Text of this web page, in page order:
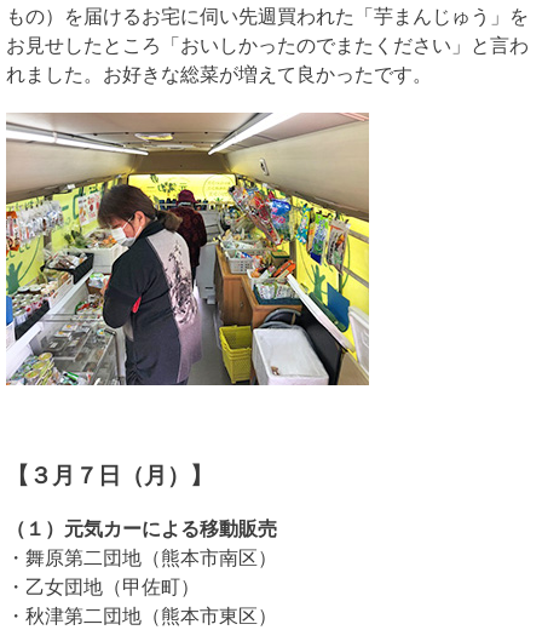
もの）を届けるお宅に伺い先週買われた「芋まんじゅう」を
お見せしたところ「おいしかったのでまたください」と言わ
れました。お好きな総菜が増えて良かったです。
【３月７日（月）】
（１）元気カーによる移動販売
・舞原第二団地（熊本市南区）
・乙女団地（甲佐町）
・秋津第二団地（熊本市東区）